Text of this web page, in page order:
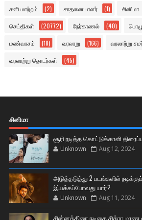
சனி மாற்றம் (2) சாதனையாளர் (1) சினிமா
செய்திகள் (20772) நேர்காணல் (40)
மண்வாசம் (18) வரலாறு (166) வரலாற்று
வரலாற்று தொடர்கள் (45)
சினிமா
சூரி நடித்த கொட்டுக்காளி
Unknown Aug 12, 2024
அடுத்தடுத்து 2 படங்களில்
இயக்கப்போவது யார்?
Unknown Aug 11, 2024
சின்னத்திரை நடிகை சித்ரா